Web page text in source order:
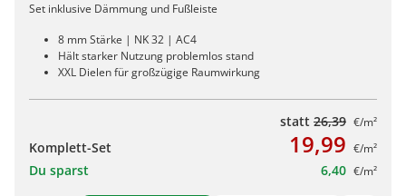
Set inklusive Dämmung und Fußleiste
8 mm Stärke | NK 32 | AC4
Hält starker Nutzung problemlos stand
XXL Dielen für großzügige Raumwirkung
statt 26,39 €/m²
Komplett-Set 19,99 €/m²
Du sparst 6,40 €/m²